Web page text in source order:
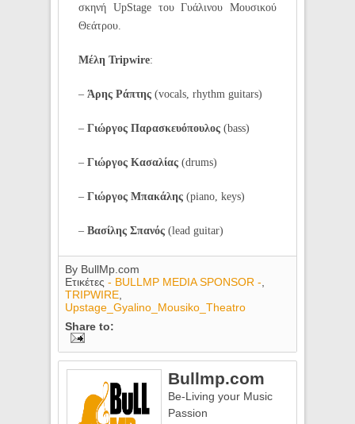
σκηνή UpStage του Γυάλινου Μουσικού
Θεάτρου.
Μέλη Tripwire:
–Άρης Ράπτης (vocals, rhythm guitars)
–Γιώργος Παρασκευόπουλος (bass)
–Γιώργος Κασαλίας (drums)
–Γιώργος Μπακάλης (piano, keys)
–Βασίλης Σπανός (lead guitar)
By BullMp.com
Ετικέτες- BULLMP MEDIA SPONSOR -
TRIPWIRE
Upstage_Gyalino_Mousiko_Theatro
Share to:
Bullmp.com
Be-Living your Music
Passion